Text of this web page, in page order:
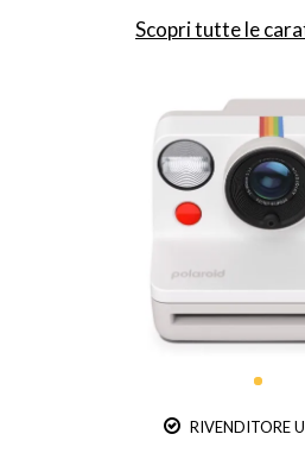
Scopri tutte le
RIVENDITORE